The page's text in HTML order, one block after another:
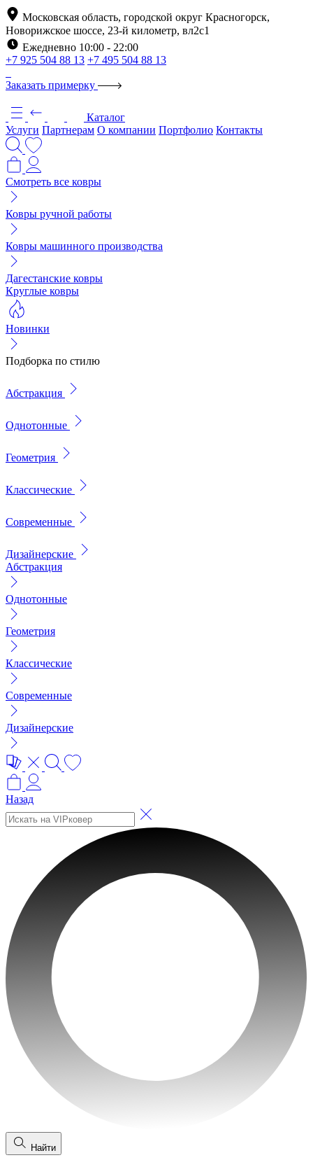
Московская область, городской округ Красногорск,
Новорижское шоссе, 23-й километр, вл2с1
Ежедневно 10:00 - 22:00
+7 925 504 88 13 +7 495 504 88 13
Заказать примерку
Каталог
Услуги Партнерам О компании Портфолио Контакты
Смотреть все ковры
Ковры ручной работы
Ковры машинного производства
Дагестанские ковры
Круглые ковры
Новинки
Подборка по стилю
Абстракция
Однотонные
Геометрия
Классические
Современные
Дизайнерские
Абстракция
Однотонные
Геометрия
Классические
Современные
Дизайнерские
Назад
Найти